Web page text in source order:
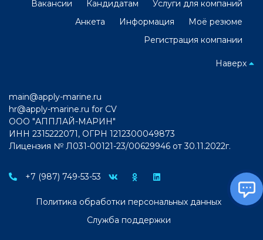
Вакансии Кандидатам
Услуги для компаний
Анкета
Информация
Моё резюме
Регистрация компании
Наверх
main@apply-marine.ru
hr@apply-marine.ru for CV
ООО "АППЛАЙ-МАРИН"
ИНН 2315222071, ОГРН 1212300049873
Лицензия № Л031-00121-23/00629946 от 30.11.2022г.
+7 (987) 749-53-53
Политика обработки персональных данных
Служба поддержки